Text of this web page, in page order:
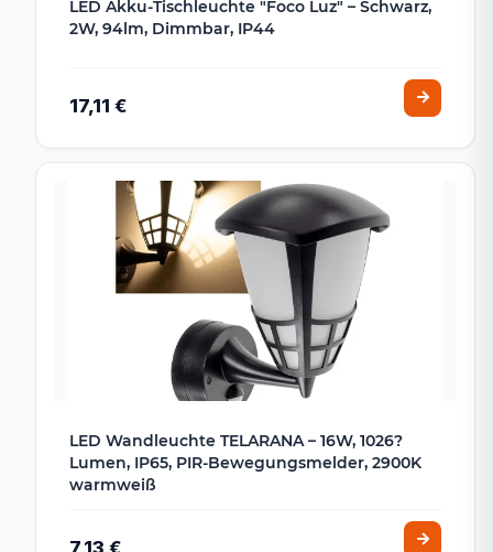
LED Akku-Tischleuchte "Foco Luz" – Schwarz,
2W, 94lm, Dimmbar, IP44
17,11 €
LED Wandleuchte TELARANA – 16W, 1026?
Lumen, IP65, PIR-Bewegungsmelder, 2900K
warmweiß
7,13 €